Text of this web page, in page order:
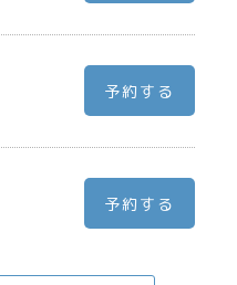
予約する
予約する